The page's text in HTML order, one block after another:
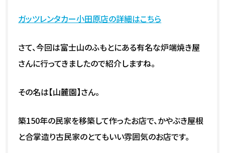
ガッツレンタカー小田原店の詳細はこちら
さて、今回は富士山のふもとにある有名な炉端焼き屋
さんに行ってきましたので紹介しますね。
その名は【山麓園】さん。
築150年の民家を移築して作ったお店で、かやぶき屋根
と合掌造り古民家のとてもいい雰囲気のお店です。